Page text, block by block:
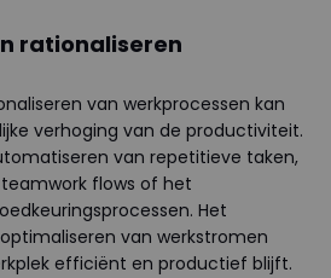
rationaliseren
van werkprocessen kan
verhoging van de productiviteit.
van repetitieve taken,
flows of het
Het
van werkstromen
efficiënt en productief blijft.